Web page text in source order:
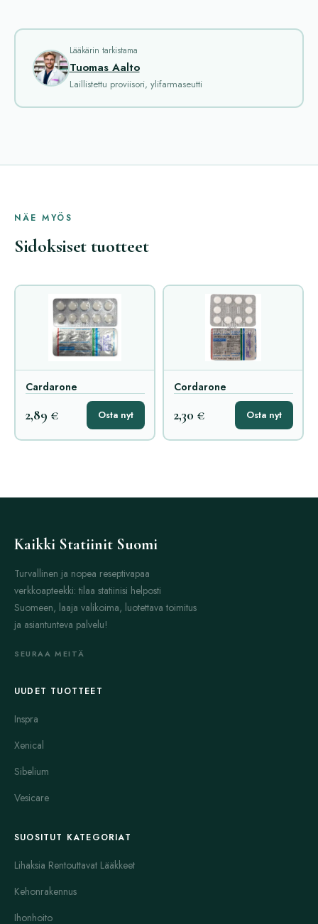
Lääkärin tarkistama
Tuomas Aalto
Laillistettu proviisori, ylifarmaseutti
NÄE MYÖS
Sidoksiset tuotteet
Cardarone
2,89 € Osta nyt
Cordarone
2,30 € Osta nyt
Kaikki Statiinit Suomi
Turvallinen ja nopea reseptivapaa
verkkoapteekki: tilaa statiinisi helposti
Suomeen, laaja valikoima, luotettava toimitus
ja asiantunteva palvelu!
SEURAA MEITÄ
UUDET TUOTTEET
Inspra
Xenical
Sibelium
Vesicare
SUOSITUT KATEGORIAT
Lihaksia Rentouttavat Lääkkeet
Kehonrakennus
Ihonhoito